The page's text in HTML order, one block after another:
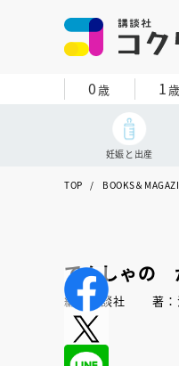
0歳 1歳
妊娠と出産
TOP BOOKS＆
でんしゃの
編：講談社 著